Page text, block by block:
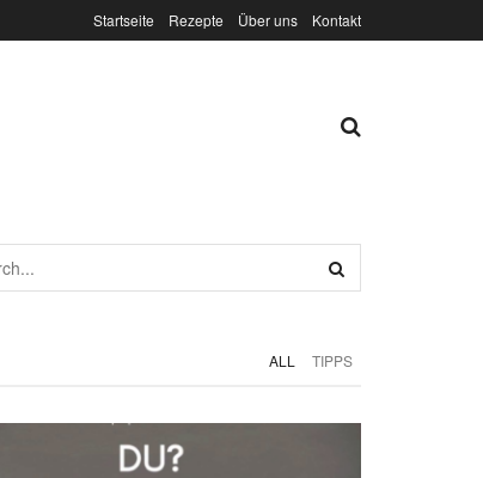
Startseite Rezepte Über uns Kontakt
ALL TIPPS